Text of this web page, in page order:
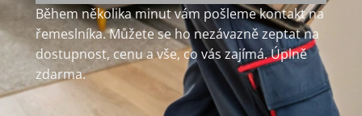
Během několika minut vám pošleme kontakt na
řemeslníka. Můžete se ho nezávazně zeptat na
dostupnost, cenu a vše, co vás zajímá. Úplně
zdarma.